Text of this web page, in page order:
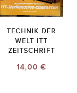
TECHNIK DER
WELT ITT
ZEITSCHRIFT
14,00 €